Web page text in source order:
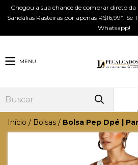
Chegou a sua chance de comprar direto
Sandálias Rasteiras por apenas R$16,99*.
Whatsapp!
MENU
Início / Bolsas / Bolsa Pep Dpé |